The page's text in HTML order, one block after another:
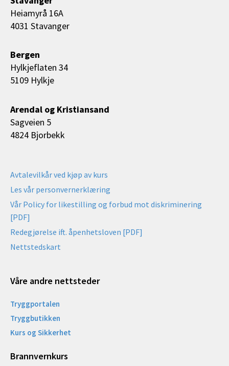
Heiamyrå 16A
4031 Stavanger
Bergen
Hylkjeflaten 34
5109 Hylkje
Arendal og Kristiansand
Sagveien 5
4824 Bjorbekk
Avtalevilkår ved kjøp av kurs
Les vår personvernerklæring
Vår Policy for likestilling og forbud mot diskriminering
[PDF]
Redegjørelse ift. åpenhetsloven [PDF]
Nettstedskart
Våre andre nettsteder
Tryggportalen
Tryggbutikken
Kurs og Sikkerhet
Brannvernkurs